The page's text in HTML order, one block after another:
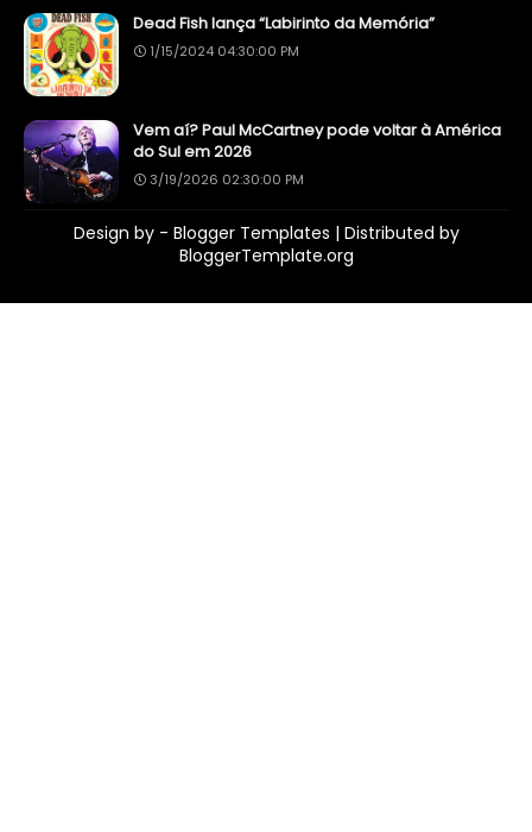
Dead Fish lança “Labirinto da Memória”
1/15/2024 04:30:00 PM
Vem aí? Paul McCartney pode voltar à América
do Sul em 2026
3/19/2026 02:30:00 PM
Design by - Blogger Templates | Distributed by
BloggerTemplate.org